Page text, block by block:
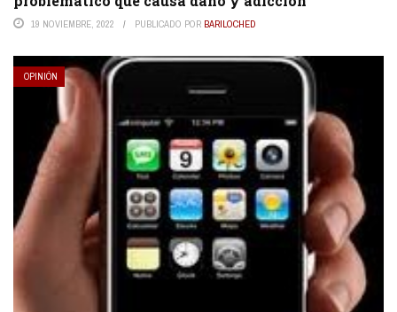
19 NOVIEMBRE, 2022 PUBLICADO POR BARILOCHED
OPINIÓN